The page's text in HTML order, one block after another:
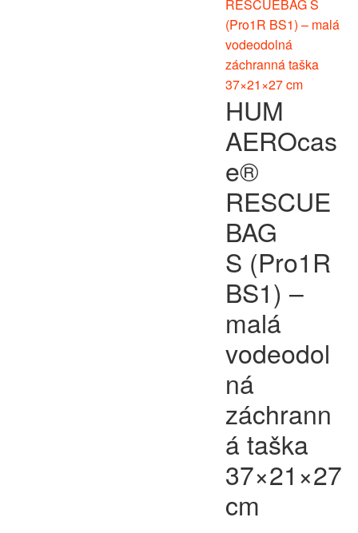
HUM
AEROcas
e®
RESCUE
BAG
S (Pro1R
BS1) –
malá
vodeodol
ná
záchrann
á taška
37×21×27
cm